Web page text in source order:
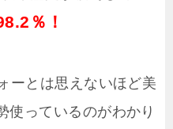
％！
ーとは思えないほど美
使っているのがわかり